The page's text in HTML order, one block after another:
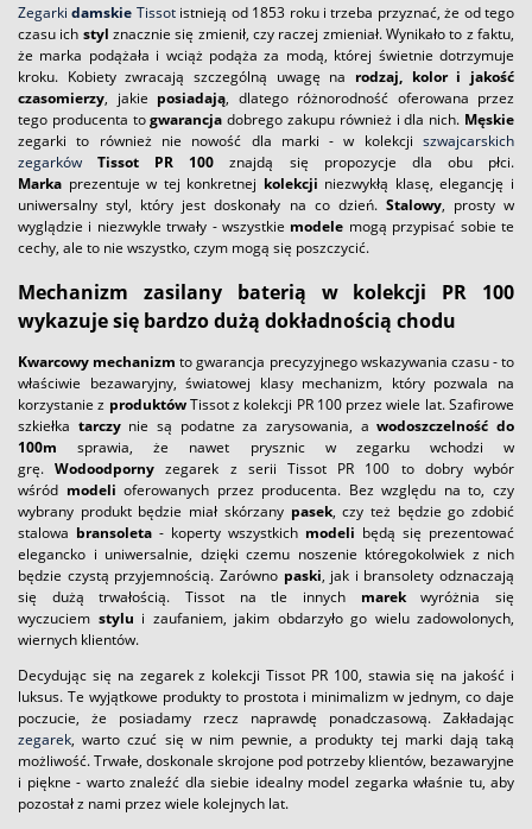
Zegarkidamskie Tissotistnieją od 1853 roku i trzeba przyznać, że od tego
czasu ich styl znacznie się zmienił, czy raczej zmieniał. Wynikało to z faktu,
że marka podążała i wciąż podąża za modą, której świetnie dotrzymuje
kroku. Kobiety zwracają szczególną uwagę na rodzaj, kolor i jakość
czasomierzy, jakie posiadają, dlatego różnorodność oferowana przez
tego producenta togwarancja dobrego zakupu również i dla nich. Męskie
zegarki to również nie nowość dla marki - w kolekcji szwajcarskich
zegarków
Tissot PR 100 znajdą się propozycje dla obu płci.
Marka prezentuje w tej konkretnej kolekcji niezwykłą klasę, elegancję i
uniwersalny styl, który jest doskonały na co dzień. Stalowy, prosty w
wyglądzie i niezwykle trwały - wszystkie modele mogą przypisać sobie te
cechy, ale to nie wszystko, czym mogą się poszczycić.
Mechanizm zasilany baterią w kolekcji PR 100
wykazuje się bardzo dużą dokładnością chodu
Kwarcowy mechanizm to gwarancja precyzyjnego wskazywania czasu - to
właściwie bezawaryjny, światowej klasy mechanizm, który pozwala na
korzystanie z produktówTissot z kolekcji PR 100 przez wiele lat. Szafirowe
szkiełka tarczynie są podatne za zarysowania, awodoszczelność do
100m sprawia, że nawet prysznic w zegarku wchodzi w
grę.Wodoodporny zegarek z serii Tissot PR 100 to dobry wybór
wśród modeli oferowanych przez producenta. Bez względu na to, czy
wybrany produkt będzie miał skórzany pasek, czy też będzie go zdobić
stalowa bransoleta - koperty wszystkich modeli będą się prezentować
elegancko i uniwersalnie, dzięki czemu noszenie któregokolwiek z nich
będzie czystą przyjemnością. Zarówno paski, jak i bransolety odznaczają
się dużą trwałością. Tissot na tle innych marekwyróżnia się
wyczuciem stylu i zaufaniem, jakim obdarzyło go wielu zadowolonych,
wiernych klientów.
Decydując się na zegarek z kolekcji Tissot PR 100, stawia się na jakość i
luksus. Te wyjątkowe produkty to prostota i minimalizm w jednym, co daje
poczucie, że posiadamy rzecz naprawdę ponadczasową. Zakładając
zegarek, warto czuć się w nim pewnie, a produkty tej marki dają taką
możliwość. Trwałe, doskonale skrojone pod potrzeby klientów, bezawaryjne
i piękne - warto znaleźć dla siebie idealny model zegarka właśnie tu, aby
pozostał z nami przez wiele kolejnych lat.